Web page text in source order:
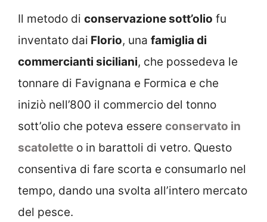
Il metodo di conservazione sott’olio fu
inventato dai Florio, una famiglia di
commercianti siciliani, che possedeva le
tonnare di Favignana e Formica e che
iniziò nell’800 il commercio del tonno
sott’olio che poteva essere conservato in
scatolette o in barattoli di vetro. Questo
consentiva di fare scorta e consumarlo nel
tempo, dando una svolta all’intero mercato
del pesce.